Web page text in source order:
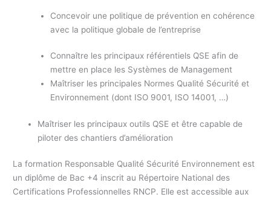
Concevoir une politique de prévention en cohérence
avec la politique globale de l’entreprise
Connaître les principaux référentiels QSE afin de
mettre en place les Systèmes de Management
Maîtriser les principales Normes Qualité Sécurité et
Environnement (dont ISO 9001, ISO 14001, …)
Maîtriser les principaux outils QSE et être capable de
piloter des chantiers d’amélioration
La formation Responsable Qualité Sécurité Environnement est
un diplôme de Bac +4 inscrit au Répertoire National des
Certifications Professionnelles RNCP. Elle est accessible aux